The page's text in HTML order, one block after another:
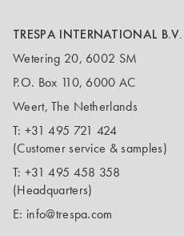
TRESPA INTERNATIONAL B.V.
Wetering 20, 6002 SM
P.O. Box 110, 6000 AC
Weert, The Netherlands
T: +31 495 721 424
(Customer service & samples)
T: +31 495 458 358
(Headquarters)
E: info@trespa.com